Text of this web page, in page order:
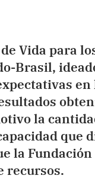
Vida para
Brasil,
la
que
la
recursos.